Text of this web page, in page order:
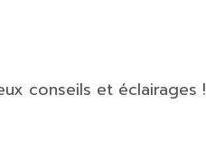
conseils et éclairages !